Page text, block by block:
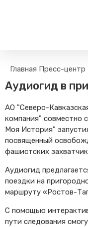
Пассажирам
Тарифы и льготы
Режим работы
касс
Мобильные
Маломобильным
Пассажирам
Моя карта попала в
лист
Единый номер
112
Главная Пресс-центр
Аудиогид в
АО "Северо-
компания" совместно
Моя История"
посвященный
фашистских
Аудиогид
поездки на
маршруту «Ростов-
С помощью
пути следования